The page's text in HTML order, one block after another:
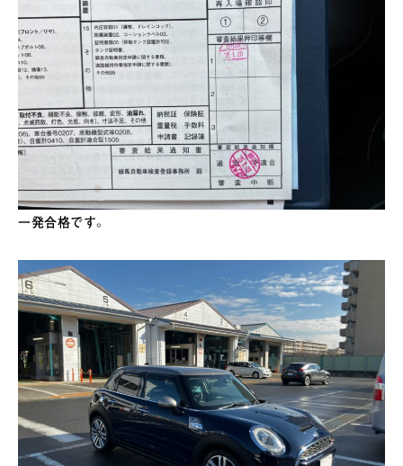
一発合格です。